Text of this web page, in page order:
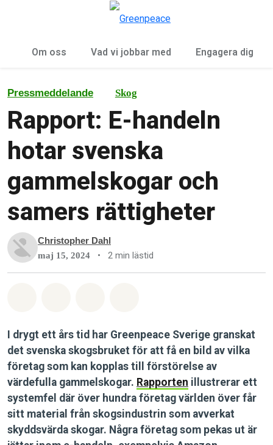
Om oss Vad vi jobbar med Engagera dig
Pressmeddelande Skog
Rapport: E-handeln
hotar svenska
gammelskogar och
samers rättigheter
Christopher Dahl
maj 15, 2024 • 2 min lästid
I drygt ett års tid har Greenpeace Sverige granskat
det svenska skogsbruket för att få en bild av vilka
företag som kan kopplas till förstörelse av
värdefulla gammelskogar. Rapporten illustrerar ett
systemfel där över hundra företag världen över får
sitt material från skogsindustrin som avverkat
skyddsvärda skogar. Några företag som pekas ut är